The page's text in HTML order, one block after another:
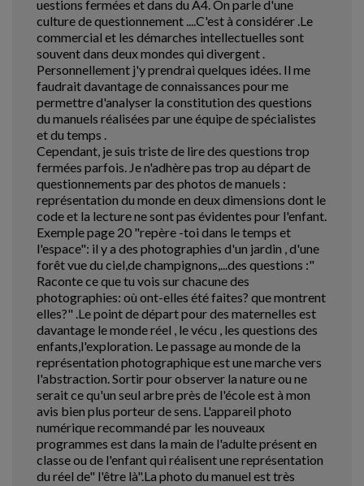
uestions fermées et dans du A4. On parle d'une
culture de questionnement ....C'est à considérer .Le
commercial et les démarches intellectuelles sont
souvent dans deux mondes qui divergent .
Personnellement j'y prendrai quelques idées. Il me
faudrait davantage de connaissances pour me
permettre d'analyser la constitution des questions
du manuels réalisées par une équipe de spécialistes
et du temps .
Cependant, je suis triste de lire des questions trop
fermées parfois. Je n'adhère pas trop au départ de
questionnements par des photos de manuels :
représentation du monde en deux dimensions dont le
code et la lecture ne sont pas évidentes pour l'enfant.
Exemple page 20 "repère -toi dans le temps et
l'espace": il y a des photographies d'un jardin , d'une
forêt vue du ciel,de champignons,...des questions :"
Raconte ce que tu vois sur chacune des
photographies: où ont-elles été faites? que montrent
elles?" .Le point de départ pour des maternelles est
davantage le monde réel , le vécu , les questions des
enfants,l'exploration. Le passage au monde de la
représentation photographique est une marche vers
l'abstraction. Sortir pour observer la nature ou ne
serait ce qu'un seul arbre près de l'école est à mon
avis bien plus porteur de sens. L'appareil photo
numérique recommandé par les nouveaux
programmes est dans la main de l'adulte présent en
classe ou de l'enfant qui réalisent une représentation
du réel de" l'être là".La photo du manuel est très